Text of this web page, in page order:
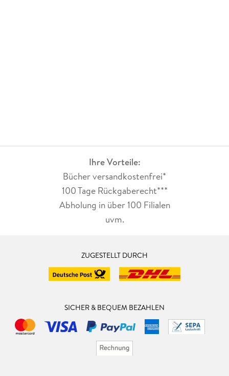
Ihre Vorteile:
Bücher versandkostenfrei*
100 Tage Rückgaberecht***
Abholung in über 100 Filialen
uvm.
ZUGESTELLT DURCH
SICHER & BEQUEM BEZAHLEN